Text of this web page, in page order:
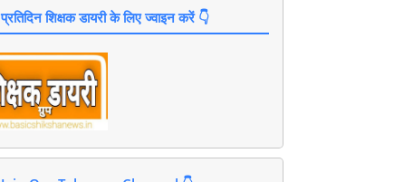
प्रतिदिन शिक्षक डायरी के लिए ज्वाइन करें 👇